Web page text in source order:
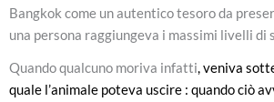
Bangkok come un autentico tesoro da
una persona raggiungeva i massimi livelli
Quando qualcuno moriva infatti, veniva
quale l’animale poteva uscire : quando ciò